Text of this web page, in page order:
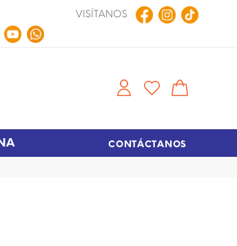
Compra en LíneaTiempo de entrega de 48
VISÍTANOS
CONTÁCTANOS